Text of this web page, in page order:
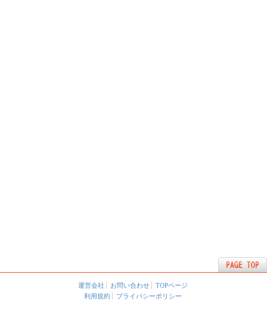
運営会社 お問い合わせ
TOPページ
利用規約
プライバシーポリシー